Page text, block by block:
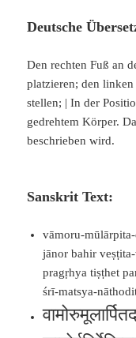
Deutsche
Den rechten Fuß an
platzieren; den
stellen; | In der
gedrehtem Körper.
beschrieben wird.
Sanskrit Text:
vāmoru-
jānor bahir
pragṛhya tiṣṭhet
śrī-matsya-